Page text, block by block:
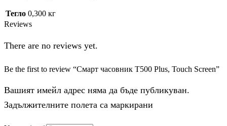
Тегло 0,300 кг
Reviews
There are no reviews yet.
Be the first to review “Смарт часовник T500 Plus, Touch Screen”
Вашият имейл адрес няма да бъде публикуван.
Задължителните полета са маркирани